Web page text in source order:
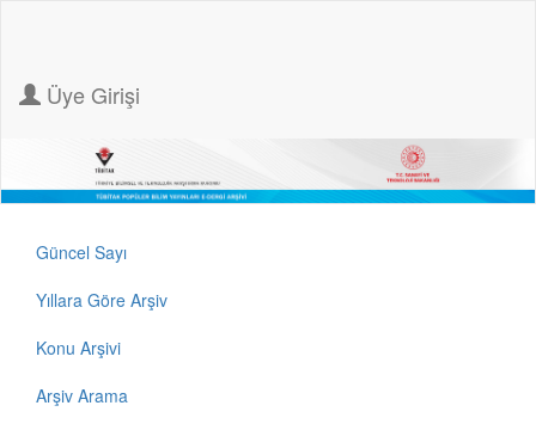
Üye Girişi
Güncel Sayı
Yıllara Göre Arşiv
Konu Arşivi
Arşiv Arama